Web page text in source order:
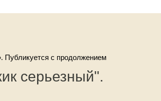
Публикуется с продолжением
серьезный".